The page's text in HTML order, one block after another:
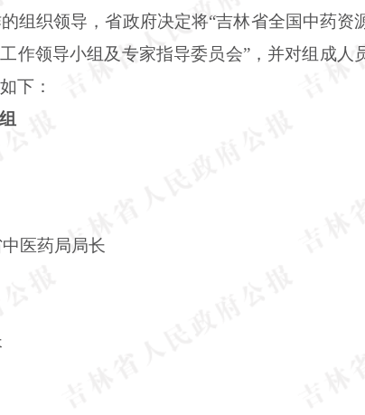
组织领导，省政府决定将“吉林省全国中药资
作领导小组及专家指导委员会”，并对组成人
下：
医药局局长